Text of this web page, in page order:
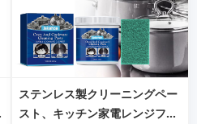
ステンレス製クリーニングペー
スト、キッチン家電レンジフー